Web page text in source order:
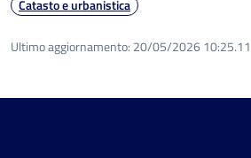
Catasto e urbanistica
Ultimo aggiornamento: 20/05/2026 10:25.11